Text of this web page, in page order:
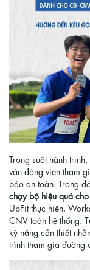
Trong suốt hành
vận động viên tham
bảo an toàn. Trong
chạy bộ hiệu quả
UpFit thực hiện,
CNV toàn hệ thống.
kỹ năng cần thiết
trình tham gia đường